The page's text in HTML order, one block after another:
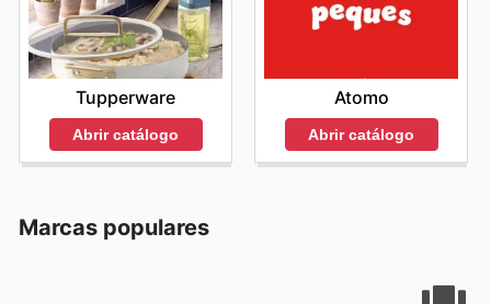
Tupperware
Abrir catálogo
Atomo
Abrir catálogo
Marcas populares